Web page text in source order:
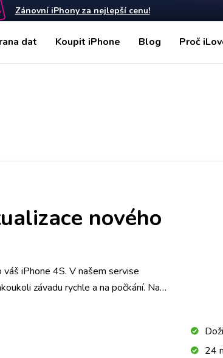
Zánovní iPhony za nejlepší cenu!
dat Koupit iPhone Blog Proč
nového
iPhone 4S. V našem servise
závadu rychle a na počkání. Na
velké sklady dílů, tak abyste ještě
24